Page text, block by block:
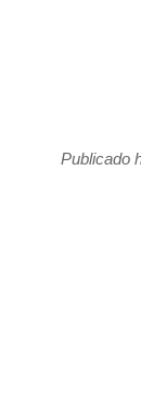
Publicado